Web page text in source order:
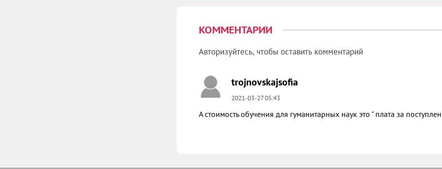
КОММЕНТАРИИ
Авторизуйтесь, чтобы оставить комментарий
trojnovskajsofia
2021-03-27 05:43
А стоимость обучения для гуманитарных наук это " плата за